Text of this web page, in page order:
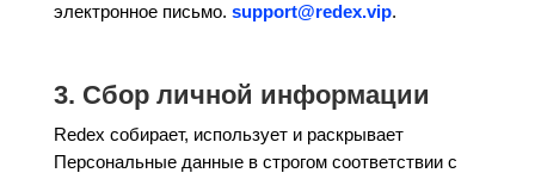
электронное письмо. support@redex.vip.
3. Сбор личной информации
Redex собирает, использует и раскрывает
Персональные данные в строгом соответствии с